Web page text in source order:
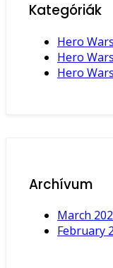
Kategóriák
Hero
Hero
Hero
Archívum
March
February